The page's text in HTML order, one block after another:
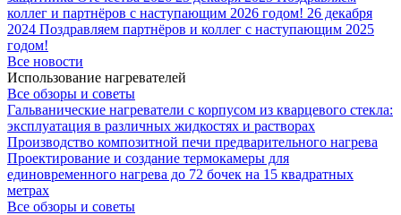
коллег и партнёров с наступающим 2026 годом! 26 декабря
2024 Поздравляем партнёров и коллег с наступающим 2025
годом!
Все новости
Использование нагревателей
Все обзоры и советы
Гальванические нагреватели с корпусом из кварцевого стекла:
эксплуатация в различных жидкостях и растворах
Производство композитной печи предварительного нагрева
Проектирование и создание термокамеры для
единовременного нагрева до 72 бочек на 15 квадратных
метрах
Все обзоры и советы